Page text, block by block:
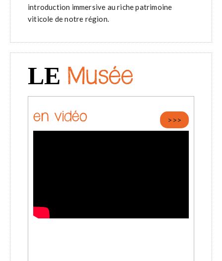
introduction immersive au riche patrimoine
viticole de notre région.
LE Musée
en vidéo >>>